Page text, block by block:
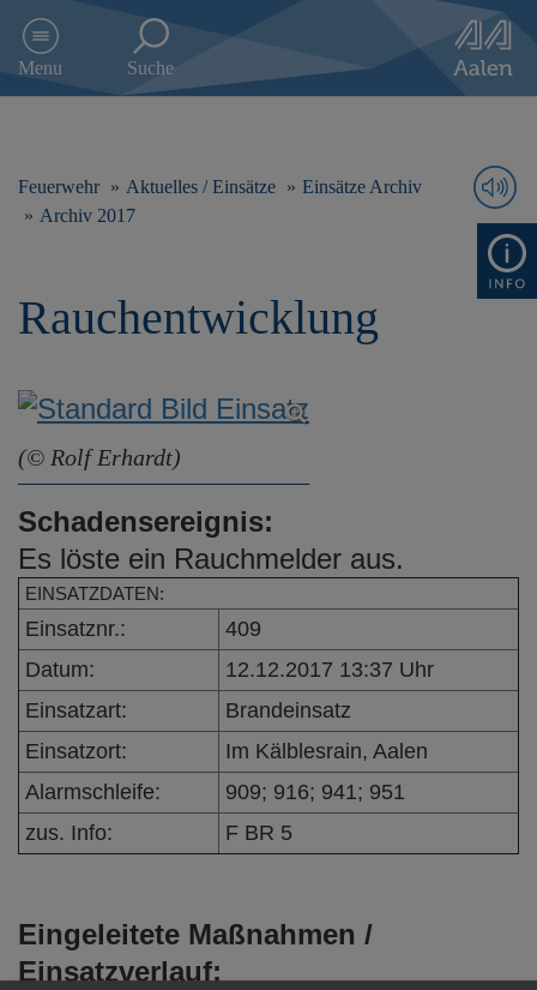
e
n
Menu Suche
Feuerwehr Aktuelles / Einsätze
Einsätze Archiv
Archiv 2017
Rauchentwicklung
(© Rolf Erhardt)
Schadensereignis:
Es löste ein Rauchmelder aus.
EINSATZDATEN:
Einsatznr.:
409
Datum:
12.12.2017 13:37 Uhr
Einsatzart:
Brandeinsatz
Einsatzort:
Im Kälblesrain, Aalen
Alarmschleife:
909; 916; 941; 951
zus. Info:
F BR 5
Eingeleitete Maßnahmen /
Einsatzverlauf: